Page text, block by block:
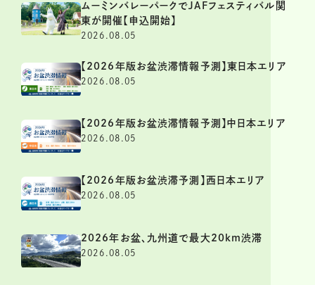
ムーミンバレーパークでJAFフェスティバル関
東が開催【申込開始】
2026.08.05
【2026年版お盆渋滞情報予測】東日本エリア
2026.08.05
【2026年版お盆渋滞情報予測】中日本エリア
2026.08.05
【2026年版お盆渋滞予測】西日本エリア
2026.08.05
2026年お盆、九州道で最大20km渋滞
2026.08.05